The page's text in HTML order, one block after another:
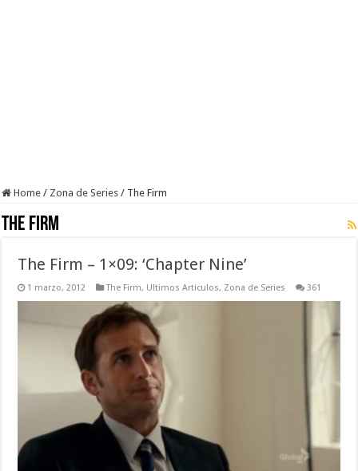
Home / Zona de Series / The Firm
The Firm
The Firm – 1×09: ‘Chapter Nine’
1 marzo, 2012 The Firm, Ultimos Articulos, Zona de Series 361